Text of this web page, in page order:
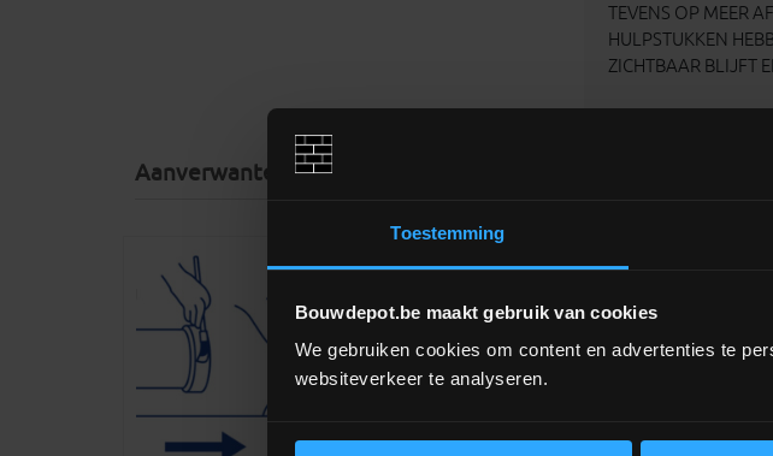
Toestemming
Bouwdepot.be maakt gebruik van cookies
We gebruiken cookies om content en advertenties te
websiteverkeer te analyseren.
TEVENS OP MEER
HULPSTUKKEN
ZICHTBAAR BLIJFT
Aanverwante producten